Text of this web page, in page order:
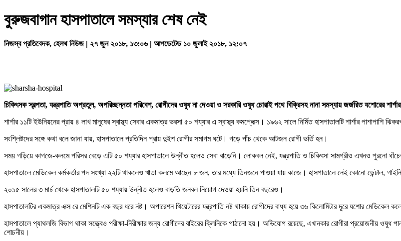
বুরুজবাগান হাসপাতালে সমস্যার শেষ নেই
নিজস্ব প্রতিবেদক, হেলথ নিউজ | ২৭ জুন ২০১৮, ১৩:০৬ | আপডেটেড ১০ জুলাই ২০১৮, ১২:০৭
চিকিৎসক স্বল্পতা, যন্ত্রপাতি অপ্রতুল, অপরিচ্ছন্নতা পরিবেশ, রোগীদের ওষুধ না দেওয়া ও সরকারি ওষুধ চোরাই পথে বিক্রিসহ নানা সমস্যায় জর্জরিত যশোরের
শার্শার ১১টি ইউনিয়নের প্রায় ৪ লাখ মানুষের স্বাস্থ্য সেবার একমাত্র ভরসা ৫০ শয্যার এ স্বাস্থ্য কমপ্লেক্স। ১৯৬২ সালে নির্মিত হাসপাতালটি শার্শার পাশাপাশি
সংশ্লিষ্টদের সঙ্গে কথা বলে জানা যায়, হাসপাতালে প্রতিদিন প্রায় দুইশ রোগীর সমাগম ঘটে। গড়ে পাঁচ থেকে আটজন রোগী ভর্তি হন।
সময় গড়িয়ে কাগজে-কলমে পরিসর বেড়ে এটি ৫০ শয্যার হাসপাতালে উন্নীত হলেও সেবা বাড়েনি। লোকবল নেই, যন্ত্রপাতি ও চিকিৎসা সামগ্রীও এখনও পুরনো
হাসপাতালে মেডিকেল কর্মকর্তার পদ সংখ্যা ২২টি থাকলেও খাতা কলমে আছেন ৮ জন, তার মধ্যে তিনজনে পাওয়া যায় কাজে। হাসপাতালে নেই কোনো ডেন্টাল,
২০১৫ সালের ৩ মার্চ থেকে হাসপাতালটি ৫০ শয্যায় উন্নীত হলেও বাড়তি জনবল নিয়োগ দেওয়া হয়নি তিন বছরেও।
হাসপাতালটির একমাত্র এক্স রে মেশিনটি এক বছর ধরে নষ্ট। অপারেশন থিয়েটারের যন্ত্রপাতি নষ্ট থাকায় রোগীদের বাধ্য হয়ে ৩৬ কিলোমিটার দূরে যশোর মেডিকেল
হাসপাতালে প্যাথলজি বিভাগ থাকা সত্ত্বেও পরীক্ষা-নিরীক্ষার জন্য রোগীদের বাইরের ক্লিনিকে পাঠানো হয়। অভিযোগ রয়েছে, এখানকার রোগীরা প্রয়োজনীয়
শোচনীয়।